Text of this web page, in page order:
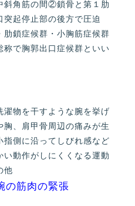
角筋の間②鎖骨と第１肋
起停止部の後方で圧迫
肋鎖症候群・小胸筋症候群
称で胸郭出口症候群といい
物を干すような腕を挙げ
、肩甲骨周辺の痛みが生
指側に沿ってしびれ感など
動作がしにくくなる運動
他
の筋肉の緊張